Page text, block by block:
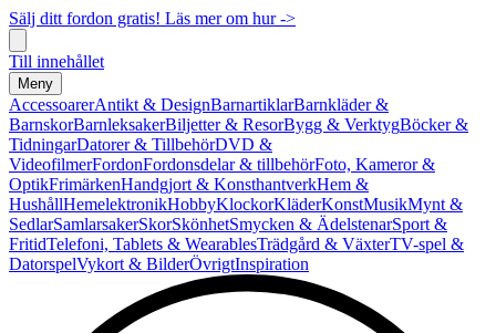
Sälj ditt fordon gratis! Läs mer om hur ->
Till innehållet
Meny
AccessoarerAntikt & DesignBarnartiklarBarnkläder &
BarnskorBarnleksakerBiljetter & ResorBygg & VerktygBöcker &
TidningarDatorer & TillbehörDVD &
VideofilmerFordonFordonsdelar & tillbehörFoto, Kameror &
OptikFrimärkenHandgjort & KonsthantverkHem &
HushållHemelektronikHobbyKlockorKläderKonstMusikMynt &
SedlarSamlarsakerSkorSkönhetSmycken & ÄdelstenarSport &
FritidTelefoni, Tablets & WearablesTrädgård & VäxterTV-spel &
DatorspelVykort & BilderÖvrigtInspiration